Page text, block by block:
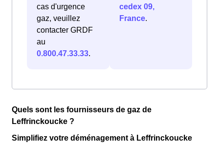
cas d'urgence
gaz, veuillez
contacter GRDF
au
0.800.47.33.33.
cedex 09,
France.
Quels sont les fournisseurs de gaz de
Leffrinckoucke ?
Simplifiez votre déménagement à Leffrinckoucke